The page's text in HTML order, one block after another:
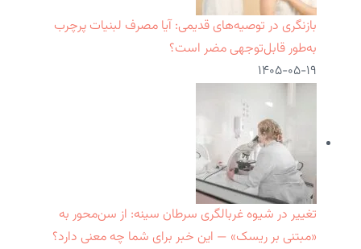
بازنگری در توصیه‌های قدیمی: آیا مصرف لبنیات پرچرب
به‌طور قابل‌توجهی مضر است؟
۱۴۰۵-۰۵-۱۹
تغییر در شیوه غربالگری سرطان سینه: از سن‌محور به
«مبتنی بر ریسک» — این خبر برای شما چه معنی دارد؟